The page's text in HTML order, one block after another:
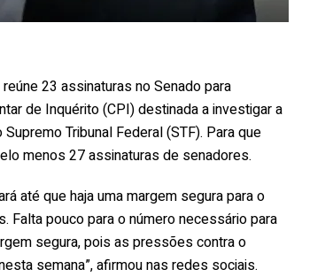
23 assinaturas no Senado para
de Inquérito (CPI) destinada a investigar a
Tribunal Federal (STF). Para que
menos 27 assinaturas de senadores.
até que haja uma margem segura para o
Falta pouco para o número necessário para
segura, pois as pressões contra o
semana”, afirmou nas redes sociais.